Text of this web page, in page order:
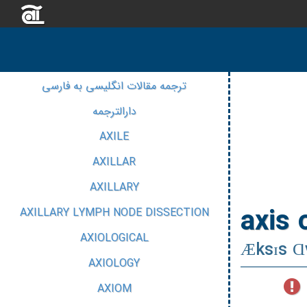
axis
Æksɪs
ترجمه مقالات انگلیسی به فارسی
دارالترجمه
AXILE
AXILLAR
AXILLARY
AXILLARY LYMPH NODE DISSECTION
AXIOLOGICAL
AXIOLOGY
AXIOM